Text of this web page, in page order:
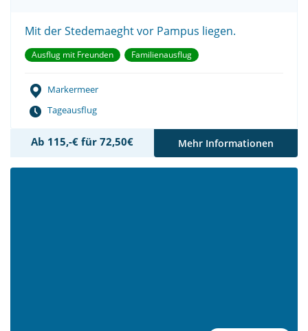
Mit der Stedemaeght vor Pampus liegen.
Ausflug mit Freunden Familienausflug
Markermeer
Tageausflug
Ab 115,-€ für 72,50€ Mehr Informationen